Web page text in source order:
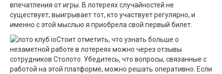
впечатления от игры. В лотереях случайностей не
существует; выигрывает тот, кто участвует регулярно, и
именно с этой мыслью я приобрела свой первый билет.
Стоит отметить, что узнать больше о
незаметной работе в лотереях можно через отзывы
сотрудников Столото. Убедитесь, что вопросы, связанные с
работой на этой платформе, можно решать оперативно. Если